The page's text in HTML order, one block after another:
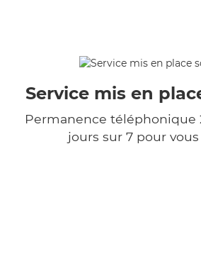
Service mis en
Permanence téléphonique
jours sur 7 pour